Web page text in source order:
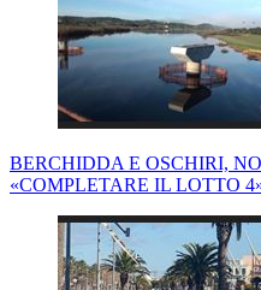
BERCHIDDA E OSCHIRI,
«COMPLETARE IL LOTTO